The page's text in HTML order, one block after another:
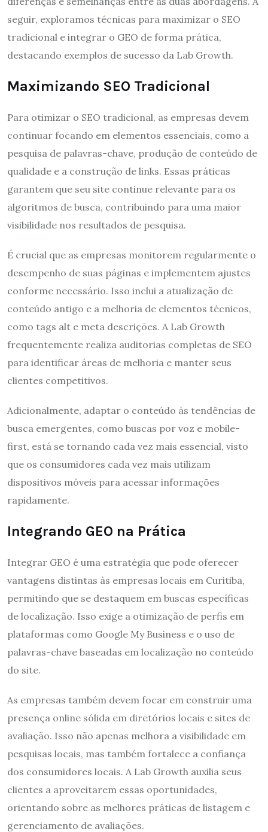
seguir, exploramos técnicas para maximizar o SEO
tradicional e integrar o GEO de forma prática,
destacando exemplos de sucesso da Lab Growth.
Maximizando SEO Tradicional
Para otimizar o SEO tradicional, as empresas devem
continuar focando em elementos essenciais, como a
pesquisa de palavras-chave, produção de conteúdo de
qualidade e a construção de links. Essas práticas
garantem que seu site continue relevante para os
algoritmos de busca, contribuindo para uma maior
visibilidade nos resultados de pesquisa.
É crucial que as empresas monitorem regularmente o
desempenho de suas páginas e implementem ajustes
conforme necessário. Isso inclui a atualização de
conteúdo antigo e a melhoria de elementos técnicos,
como tags alt e meta descrições. A Lab Growth
frequentemente realiza auditorias completas de SEO
para identificar áreas de melhoria e manter seus
clientes competitivos.
Adicionalmente, adaptar o conteúdo às tendências de
busca emergentes, como buscas por voz e mobile-
first, está se tornando cada vez mais essencial, visto
que os consumidores cada vez mais utilizam
dispositivos móveis para acessar informações
rapidamente.
Integrando GEO na Prática
Integrar GEO é uma estratégia que pode oferecer
vantagens distintas às empresas locais em Curitiba,
permitindo que se destaquem em buscas específicas
de localização. Isso exige a otimização de perfis em
plataformas como Google My Business e o uso de
palavras-chave baseadas em localização no conteúdo
do site.
As empresas também devem focar em construir uma
presença online sólida em diretórios locais e sites de
avaliação. Isso não apenas melhora a visibilidade em
pesquisas locais, mas também fortalece a confiança
dos consumidores locais. A Lab Growth auxilia seus
clientes a aproveitarem essas oportunidades,
orientando sobre as melhores práticas de listagem e
gerenciamento de avaliações.